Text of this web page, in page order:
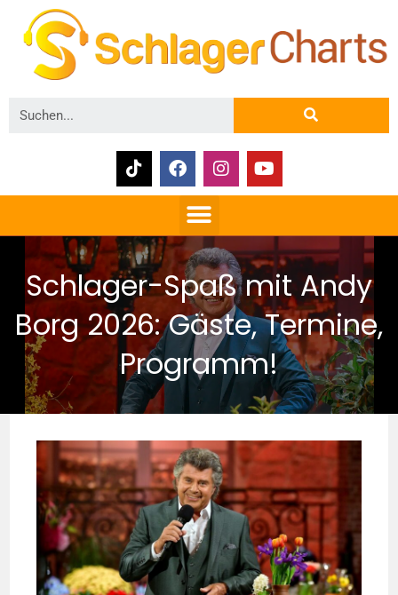
Schlager-Spaß mit Andy
Borg 2026: Gäste, Termine,
Programm!